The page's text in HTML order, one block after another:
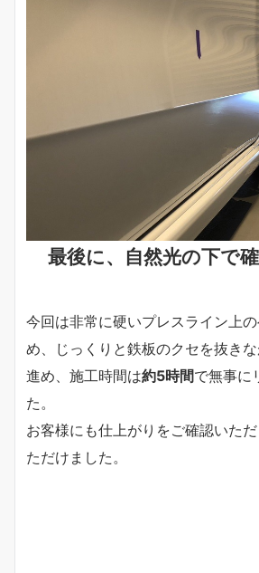
最後に、自然光の下で確
今回は非常に硬いプレスライン上
め、じっくりと鉄板のクセを抜き
進め、施工時間は約5時間で無事に
た。
お客様にも仕上がりをご確認いた
ただけました。